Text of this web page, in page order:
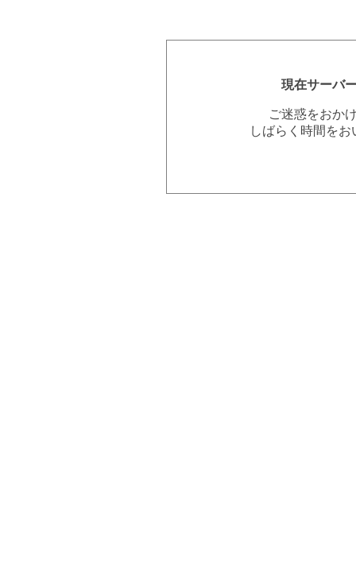
現在サーバ
ご迷惑をおか
しばらく時間を